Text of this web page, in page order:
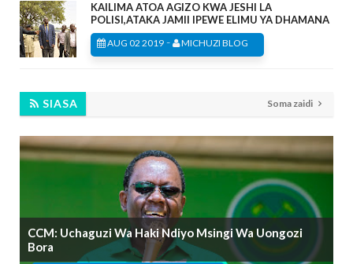
KAILIMA ATOA AGIZO KWA JESHI LA
POLISI,ATAKA JAMII IPEWE ELIMU YA DHAMANA
AUG 02 2019 - MICHUZI BLOG
SIASA Soma zaidi
CCM: Uchaguzi Wa Haki Ndiyo Msingi Wa Uongozi
Bora